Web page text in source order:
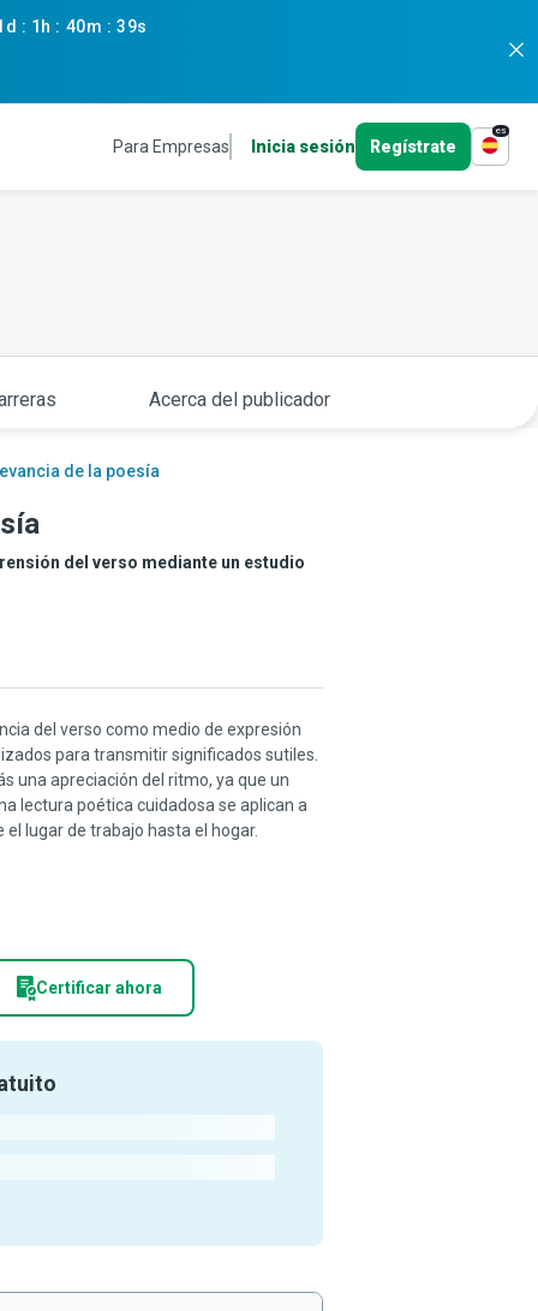
: 1h : 40m : 38s
Para Empresas Inicia sesión Regístrate
es
Acerca del publicador
de la poesía
del verso mediante un estudio
del verso como medio de expresión
para transmitir significados sutiles.
una apreciación del ritmo, ya que un
lectura poética cuidadosa se aplican a
lugar de trabajo hasta el hogar.
Certificar ahora